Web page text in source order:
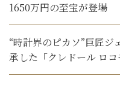
1650万円の至宝が登場
“時計界のピカソ”巨匠
承した「クレドール ロ